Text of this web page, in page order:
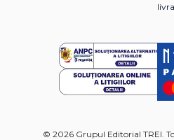
© 2026 Grupul Editorial TREI.